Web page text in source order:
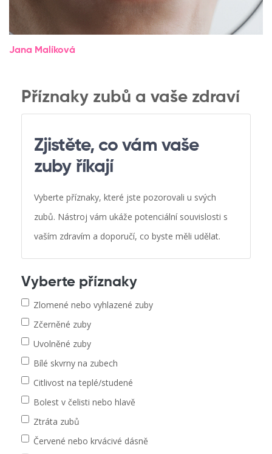
Jana Malíková
Příznaky zubů a vaše zdraví
Zjistěte, co vám vaše
zuby říkají
Vyberte příznaky, které jste pozorovali u svých
zubů. Nástroj vám ukáže potenciální souvislosti s
vaším zdravím a doporučí, co byste měli udělat.
Vyberte příznaky
Zlomené nebo vyhlazené zuby
Zčerněné zuby
Uvolněné zuby
Bílé skvrny na zubech
Citlivost na teplé/studené
Bolest v čelisti nebo hlavě
Ztráta zubů
Červené nebo krvácivé dásně